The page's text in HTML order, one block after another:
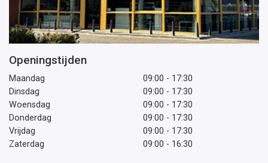
Openingstijden
Maandag
09:00 - 17:30
Dinsdag
09:00 - 17:30
Woensdag
09:00 - 17:30
Donderdag
09:00 - 17:30
Vrijdag
09:00 - 17:30
Zaterdag
09:00 - 16:30